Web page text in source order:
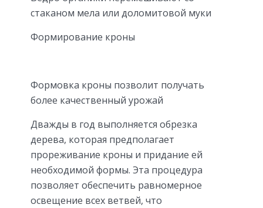
стаканом мела или доломитовой муки
Формирование кроны
Формовка кроны позволит получать
более качественный урожай
Дважды в год выполняется обрезка
дерева, которая предполагает
прореживание кроны и придание ей
необходимой формы. Эта процедура
позволяет обеспечить равномерное
освещение всех ветвей, что